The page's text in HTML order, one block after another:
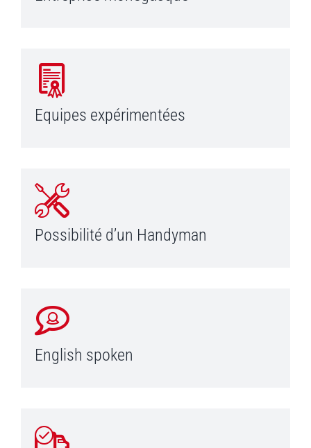
Equipes expérimentées
Possibilité d’un Handyman
English spoken